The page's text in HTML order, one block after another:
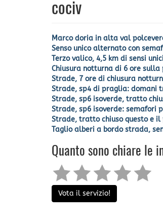
cociv
Marco doria in alta val
Senso unico alternato con
Terzo valico, 4,5 km di sensi
Chiusura notturna di 6 ore
Strade, 7 ore di chiusura
Strade, sp4 di praglia: domani
Strade, sp6 isoverde, tratto
Strade, sp6 isoverde: semafori
Strade, tratto chiuso questo e
Taglio alberi a bordo strada,
Quanto sono chiare le
Vota il servizio!